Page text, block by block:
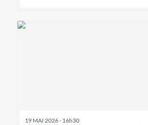
19 MAI 2026 - 16h30